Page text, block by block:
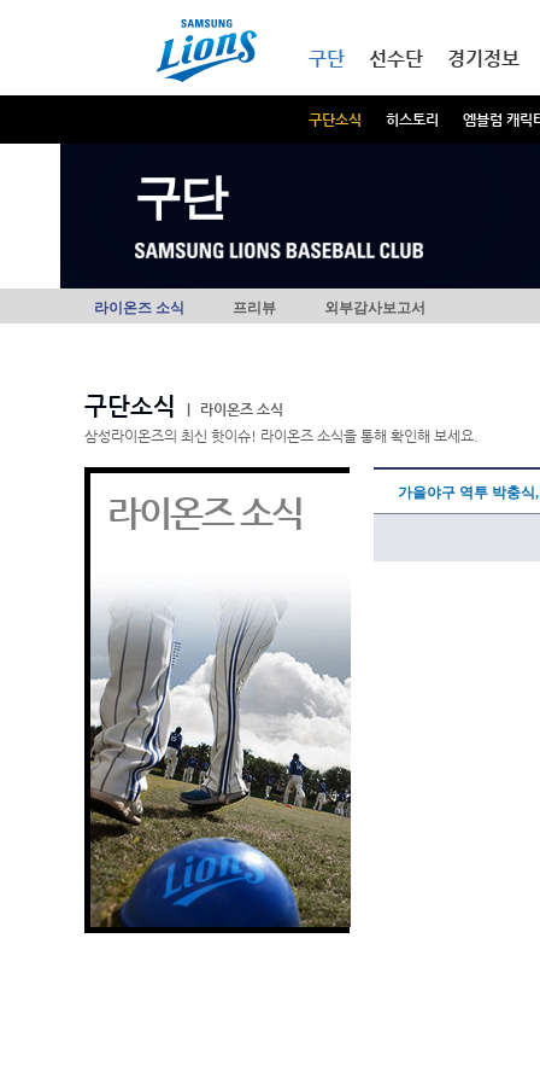
구단
구단소식 히스토리 엠블럼 캐릭
선수단 경기정보
구단
라이온즈 소식 프리뷰 외부감사보고서
구단소식
라이온즈 소식
삼성라이온즈의 최신 핫이슈! 라이온즈 소식을 통해 확인해 보세요.
라이온즈 소식 가을야구 역투 박충식